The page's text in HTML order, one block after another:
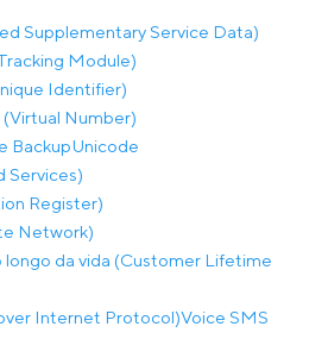
Supplementary Service Data)
Module)
Identifier)
Number)
BackupUnicode
Services)
Register)
Network)
longo da vida (Customer Lifetime
Internet Protocol)Voice SMS